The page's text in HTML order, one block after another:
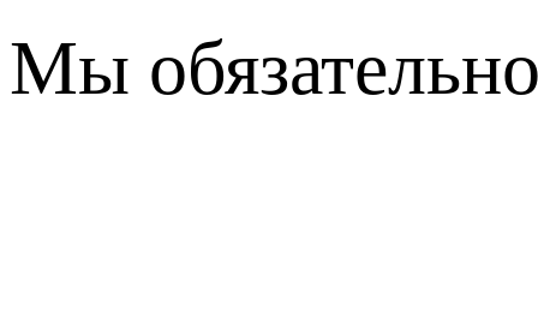
Мы